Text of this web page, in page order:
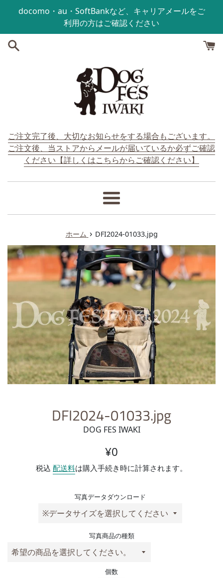
コンテンツにスキップする
docomo・au・SoftBankなど、キャリアメールをご
利用の方はご確認ください
ご注文完了後、大切なお知らせをする場合もございます。
ご注文後、当ストアからメールが届いているか必ずご確認
ください【詳しくはこちらからご確認ください】
メ
ニ
ー
ホーム › DFI2024-01033.jpg
DFI2024-01033.jpg
DOG FES IWAKI
通常価格
¥0
税込 配送料は購入手続き時に計算されます。
写真データダウンロード
写真商品の種類
個数